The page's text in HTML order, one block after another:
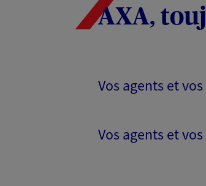
01 48 66
AXA,
Vos agents et
Vos agents et